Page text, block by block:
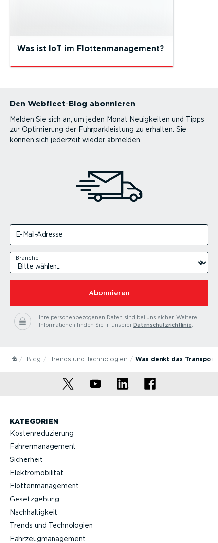
Was ist IoT im Flottenmanagement?
Den Webfleet-Blog abonnieren
Melden Sie sich an, um jeden Monat Neuigkeiten und Tipps
zur Optimierung der Fuhrparkleistung zu erhalten. Sie
können sich jederzeit wieder abmelden.
E-Mail-Adresse
Branche
Abonnieren
Ihre personenbezogenen Daten sind bei uns sicher. Weitere
Informationen finden Sie in unserer Datenschutzrichtlinie.
Blog Trends und Technologien Was denkt das
KATEGORIEN
Kostenreduzierung
Fahrermanagement
Sicherheit
Elektromobilität
Flottenmanagement
Gesetzgebung
Nachhaltigkeit
Trends und Technologien
Fahrzeugmanagement